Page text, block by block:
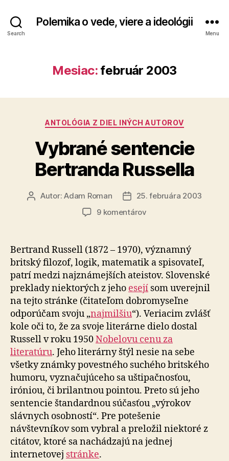
Search
Polemika o vede, viere a ideológii
Menu
Mesiac: február 2003
Kategórie
ANTOLÓGIA Z DIEL INÝCH AUTOROV
Vybrané sentencie
Bertranda Russella
AutorAutor:Adam Roman
Dátum
článku
25. februára 2003
9 komentárovna
Bertranda
Russella
Bertrand Russell (1872 – 1970), významný
britský filozof, logik, matematik a spisovateľ,
patrí medzi najznámejších ateistov. Slovenské
preklady niektorých z jeho esejí som uverejnil
na tejto stránke (čitateľom dobromyseľne
odporúčam svoju „najmilšiu“). Veriacim zvlášť
kole oči to, že za svoje literárne dielo dostal
Russell v roku 1950Nobelovu cenu za
literatúru. Jeho literárny štýl nesie na sebe
všetky známky povestného suchého britského
humoru, vyznačujúceho sa uštipačnosťou,
iróniou, či brilantnou pointou. Preto sú jeho
sentencie štandardnou súčasťou „výrokov
slávnych osobností“. Pre potešenie
návštevníkov som vybral a preložil niektoré z
citátov, ktoré sa nachádzajú na jednej
internetovej stránke.